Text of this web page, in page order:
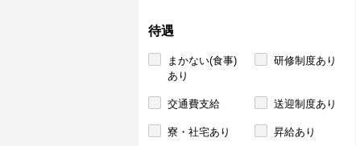
待遇
まかない(食事)
あり
研修制度あり
交通費支給 送迎制度あり
寮・社宅あり 昇給あり